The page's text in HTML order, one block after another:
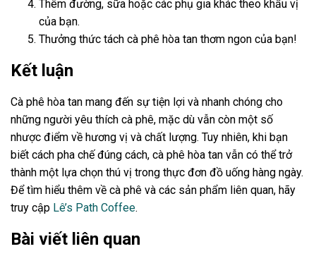
Thêm đường, sữa hoặc các phụ gia khác theo khẩu vị
của bạn.
Thưởng thức tách cà phê hòa tan thơm ngon của bạn!
Kết luận
Cà phê hòa tan mang đến sự tiện lợi và nhanh chóng cho
những người yêu thích cà phê, mặc dù vẫn còn một số
nhược điểm về hương vị và chất lượng. Tuy nhiên, khi bạn
biết cách pha chế đúng cách, cà phê hòa tan vẫn có thể trở
thành một lựa chọn thú vị trong thực đơn đồ uống hàng ngày.
Để tìm hiểu thêm về cà phê và các sản phẩm liên quan, hãy
truy cập Lê’s Path Coffee.
Bài viết liên quan